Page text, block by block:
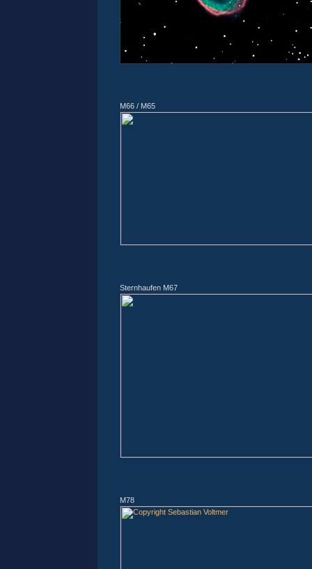
M66 / M65
Sternhaufen M67
M78